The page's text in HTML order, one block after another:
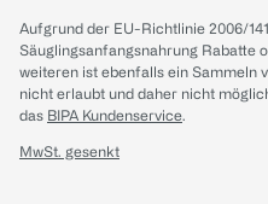
Aufgrund der EU-Richtlinie 2006/
Säuglingsanfangsnahrung Rabatte
weiteren ist ebenfalls ein Sammeln
nicht erlaubt und daher nicht
das BIPA Kundenservice.
MwSt. gesenkt